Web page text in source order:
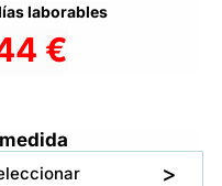
laborables
€